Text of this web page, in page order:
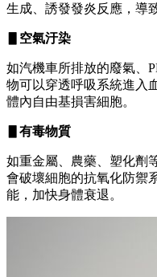
生成、誘發發炎反應，導
空氣汙染
如汽機車所排放的廢氣、
物可以穿透呼吸系統進入
體內自由基損害細胞。
▋有毒物質
如重金屬、農藥、塑化劑
會破壞細胞的抗氧化防禦
能，加快身體衰退。